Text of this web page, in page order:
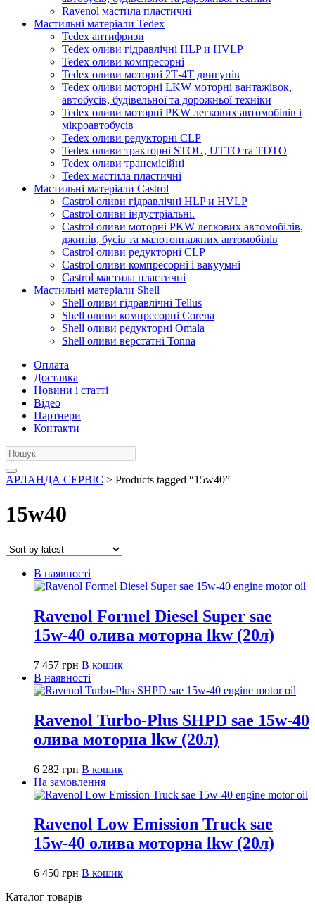
Ravenol мастила пластичні
Мастильні матеріали Tedex
Tedex антифризи
Tedex оливи гідравлічні HLP и HVLP
Tedex оливи компресорні
Tedex оливи моторні 2Т-4Т двигунів
Tedex оливи моторні LKW моторні вантажівок,
автобусів, будівельної та дорожньої техніки
Tedex оливи моторні PKW легкових автомобілів і
мікроавтобусів
Tedex оливи редукторні CLP
Tedex оливи тракторні STOU, UTTO та TDTO
Tedex оливи трансмісійні
Tedex мастила пластичні
Мастильні матеріали Castrol
Castrol оливи гідравлічні HLP и HVLP
Castrol оливи індустріальні.
Castrol оливи моторні PKW легкових автомобілів,
джипів, бусів та малотоннажних автомобілів
Castrol оливи редукторні CLP
Castrol оливи компресорні і вакуумні
Castrol мастила пластичні
Мастильні матеріали Shell
Shell оливи гідравлічні Tellus
Shell оливи компресорні Corena
Shell оливи редукторні Omala
Shell оливи верстатні Tonna
Оплата
Доставка
Новини і статті
Відео
Партнери
Контакти
АРЛАНДА СЕРВІС > Products tagged “15w40”
15w40
В наявності
Ravenol Formel Diesel Super sae
15w-40 олива моторна lkw (20л)
7 457 грн В кошик
В наявності
Ravenol Turbo-Plus SHPD sae 15w-40
олива моторна lkw (20л)
6 282 грн В кошик
На замовлення
Ravenol Low Emission Truck sae
15w-40 олива моторна lkw (20л)
6 450 грн В кошик
Каталог товарів